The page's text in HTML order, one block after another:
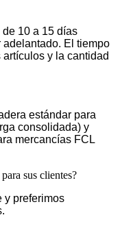
10 a 15 días
El tiempo
y la cantidad
estándar para
consolidada) y
mercancías FCL
sus clientes?
y preferimos